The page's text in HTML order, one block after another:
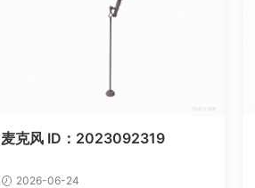
麦克风 ID：2023092319
2026-06-24